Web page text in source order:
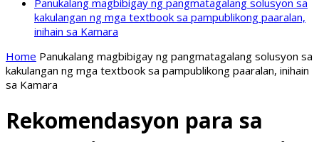
Panukalang magbibigay ng pangmatagalang solusyon sa
kakulangan ng mga textbook sa pampublikong paaralan,
inihain sa Kamara
Home Panukalang magbibigay ng pangmatagalang solusyon sa
kakulangan ng mga textbook sa pampublikong paaralan, inihain
sa Kamara
Rekomendasyon para sa